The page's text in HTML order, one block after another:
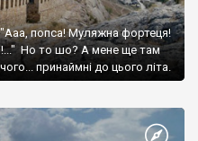
попса! Муляжна фортеця!
Но то шо? А мене ще там
принаймні до цього літа.